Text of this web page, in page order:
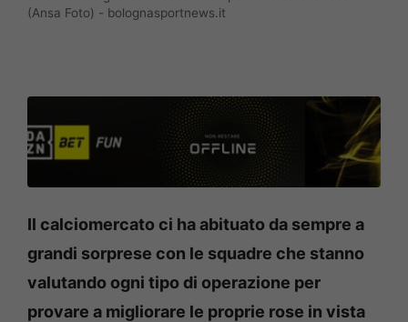
(Ansa Foto) - bolognasportnews.it
Il calciomercato ci ha abituato da sempre a
grandi sorprese con le squadre che stanno
valutando ogni tipo di operazione per
provare a migliorare le proprie rose in vista